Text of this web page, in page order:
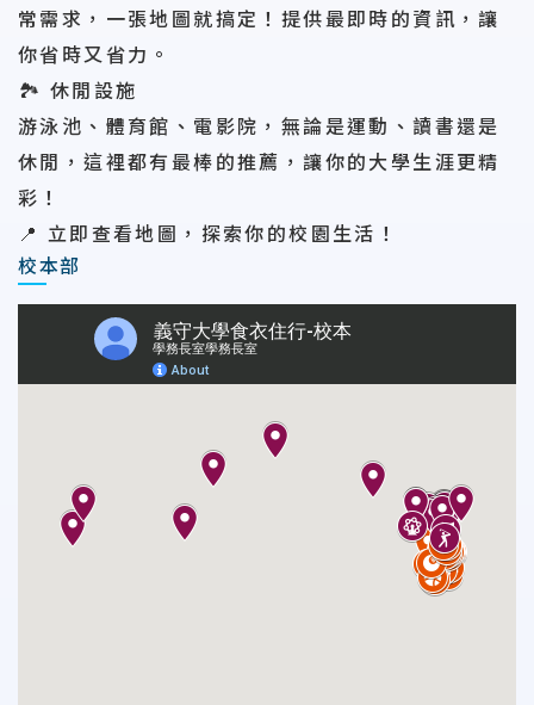
常需求，一張地圖就搞定！提供最即時的資訊，讓
你省時又省力。
🏞️ 休閒設施
游泳池、體育館、電影院，無論是運動、讀書還是
休閒，這裡都有最棒的推薦，讓你的大學生涯更精
彩！
📍 立即查看地圖，探索你的校園生活！
校本部